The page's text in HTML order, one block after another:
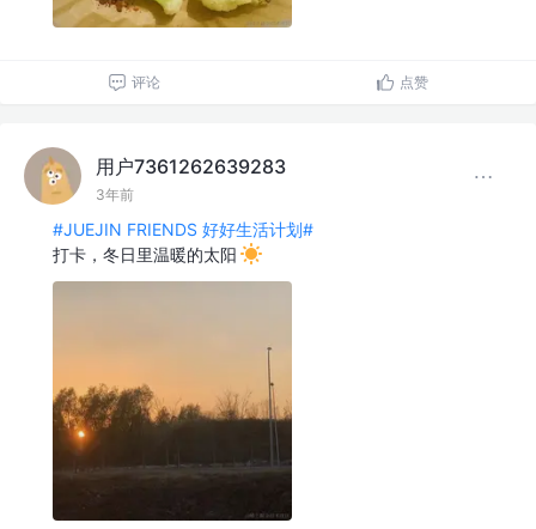
评论 点赞
用户7361262639283
3年前
#JUEJIN FRIENDS 好好生活计划#
打卡，冬日里温暖的太阳